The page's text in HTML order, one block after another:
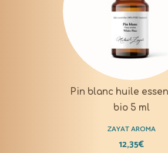
Pin blanc huile
bio 5 ml
ZAYAT AROMA
12,35€